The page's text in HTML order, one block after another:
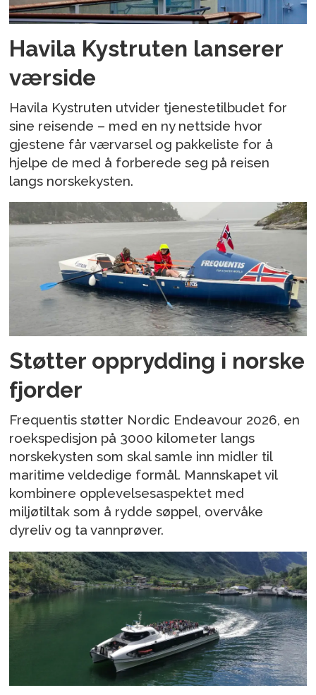
Havila Kystruten lanserer
værside
Havila Kystruten utvider tjenestetilbudet for
sine reisende – med en ny nettside hvor
gjestene får værvarsel og pakkeliste for å
hjelpe de med å forberede seg på reisen
langs norskekysten.
Støtter opprydding i norske
fjorder
Frequentis støtter Nordic Endeavour 2026, en
roekspedisjon på 3000 kilometer langs
norskekysten som skal samle inn midler til
maritime veldedige formål. Mannskapet vil
kombinere opplevelsesaspektet med
miljøtiltak som å rydde søppel, overvåke
dyreliv og ta vannprøver.